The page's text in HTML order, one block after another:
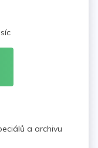
a archivu